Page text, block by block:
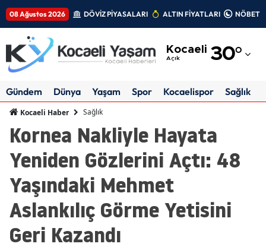
08 Ağustos 2026 DÖVİZ PİYASALARI ALTIN FİYATLARI
Kocaeli
Açık 30°
Adıyaman
Amasya
Ankara
Artvin
Gündem Dünya Yaşam Spor Kocaelispor Sağlık
Kocaeli Haber Sağlık
Kornea Nakliyle Hayata
Yeniden Gözlerini Açtı: 48
Yaşındaki Mehmet
Aslankılıç Görme Yetisini
Geri Kazandı